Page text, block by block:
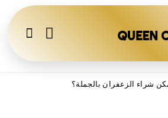
شراء الزعفران بالجملة؟